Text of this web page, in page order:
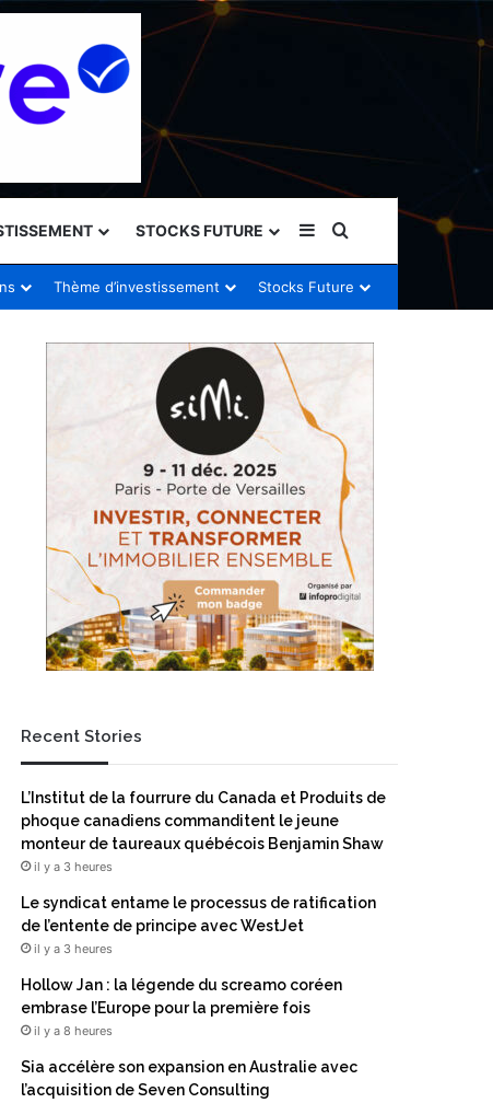
STOCKS FUTURE Sidebar (barre
Rechercher
Thème d’investissement Stocks Future
Recent Stories
L’Institut de la fourrure du Canada et Produits de
phoque canadiens commanditent le jeune
monteur de taureaux québécois Benjamin Shaw
il y a 3 heures
Le syndicat entame le processus de ratification
de l’entente de principe avec WestJet
il y a 3 heures
Hollow Jan : la légende du screamo coréen
embrase l’Europe pour la première fois
il y a 8 heures
Sia accélère son expansion en Australie avec
l’acquisition de Seven Consulting